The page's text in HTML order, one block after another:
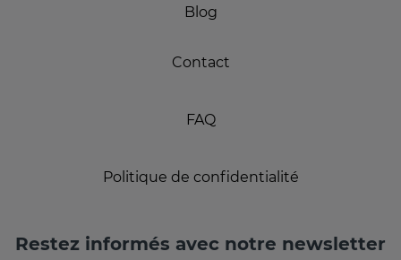
Blog
Contact
FAQ
Politique de confidentialité
Restez informés avec notre newsletter